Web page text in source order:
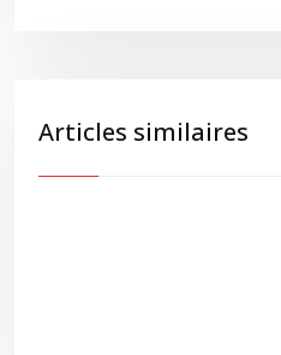
Articles similaires